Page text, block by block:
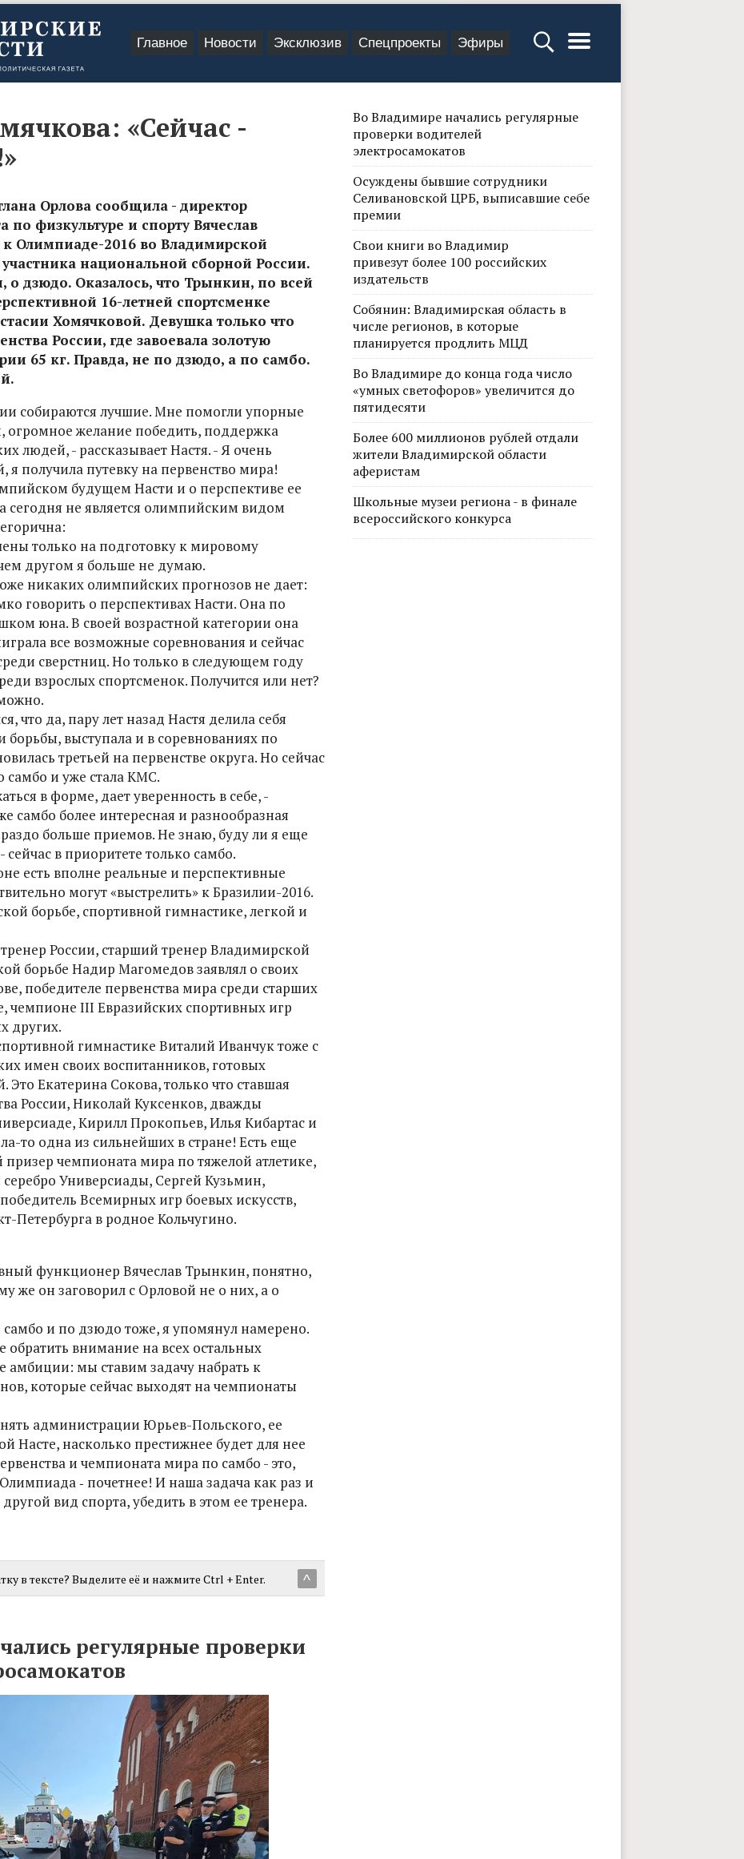
Главное Новости Эксклюзив Спецпроекты Эфиры
«Сейчас -
Орлова сообщила - директор
по физкультуре и спорту Вячеслав
Олимпиаде-2016 во Владимирской
национальной сборной России.
дзюдо. Оказалось, что Трынкин, по всей
16-летней спортсменке
Хомячковой. Девушка только что
России, где завоевала золотую
65 кг. Правда, не по дзюдо, а по самбо.
собираются лучшие. Мне помогли упорные
огромное желание победить, поддержка
людей, - рассказывает Настя. - Я очень
я получила путевку на первенство мира!
будущем Насти и о перспективе ее
сегодня не является олимпийским видом
только на подготовку к мировому
другом я больше не думаю.
никаких олимпийских прогнозов не дает:
говорить о перспективах Насти. Она по
юна. В своей возрастной категории она
все возможные соревнования и сейчас
сверстниц. Но только в следующем году
взрослых спортсменок. Получится или нет?
что да, пару лет назад Настя делила себя
выступала и в соревнованиях по
третьей на первенстве округа. Но сейчас
самбо и уже стала КМС.
в форме, дает уверенность в себе, -
самбо более интересная и разнообразная
больше приемов. Не знаю, буду ли я еще
в приоритете только самбо.
есть вполне реальные и перспективные
могут «выстрелить» к Бразилии-2016.
борьбе, спортивной гимнастике, легкой и
России, старший тренер Владимирской
борьбе Надир Магомедов заявлял о своих
победителе первенства мира среди старших
чемпионе III Евразийских спортивных игр
других.
гимнастике Виталий Иванчук тоже с
имен своих воспитанников, готовых
Это Екатерина Сокова, только что ставшая
России, Николай Куксенков, дважды
Кирилл Прокопьев, Илья Кибартас и
то одна из сильнейших в стране! Есть еще
чемпионата мира по тяжелой атлетике,
Универсиады, Сергей Кузьмин,
Всемирных игр боевых искусств,
Петербурга в родное Кольчугино.
функционер Вячеслав Трынкин, понятно,
же он заговорил с Орловой не о них, а о
и по дзюдо тоже, я упомянул намерено.
обратить внимание на всех остальных
амбиции: мы ставим задачу набрать к
которые сейчас выходят на чемпионаты
администрации Юрьев-Польского, ее
Насте, насколько престижнее будет для нее
и чемпионата мира по самбо - это,
‑ почетнее! И наша задача как раз и
вид спорта, убедить в этом ее тренера.
^
в тексте? Выделите её и нажмите Ctrl + Enter.
регулярные проверки
Во Владимире начались регулярные
проверки водителей
электросамокатов
Осуждены бывшие сотрудники
Селивановской ЦРБ, выписавшие себе
премии
Свои книги во Владимир
привезут более 100 российских
издательств
Собянин: Владимирская область в
числе регионов, в которые
планируется продлить МЦД
Во Владимире до конца года число
«умных светофоров» увеличится до
пятидесяти
Более 600 миллионов рублей отдали
жители Владимирской области
аферистам
Школьные музеи региона - в финале
всероссийского конкурса